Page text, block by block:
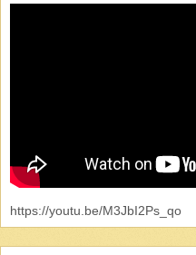
https://youtu.be/M3JbI2Ps_qo